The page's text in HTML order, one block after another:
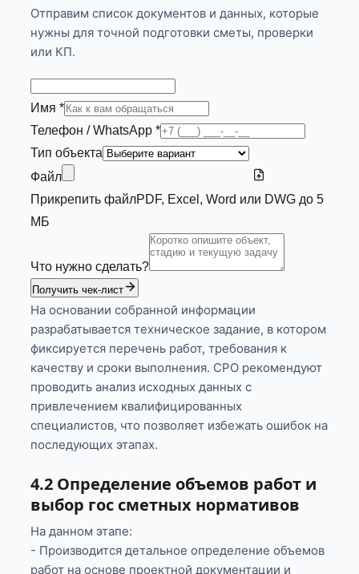
Отправим список документов и данных, которые
нужны для точной подготовки сметы, проверки
или КП.
Имя *
Телефон / WhatsApp *
Тип объекта
Файл
Прикрепить файлPDF, Excel, Word или DWG до 5
МБ
Что нужно сделать?
Получить чек-лист
На основании собранной информации
разрабатывается техническое задание, в котором
фиксируется перечень работ, требования к
качеству и сроки выполнения. СРО рекомендуют
проводить анализ исходных данных с
привлечением квалифицированных
специалистов, что позволяет избежать ошибок на
последующих этапах.
4.2 Определение объемов работ и
выбор гос сметных нормативов
На данном этапе:
- Производится детальное определение объемов
работ на основе проектной документации и